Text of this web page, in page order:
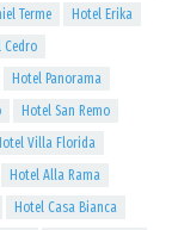
Terme
Hotel Erika
Cedro
Hotel Panorama
Hotel San Remo
Villa Florida
Hotel Alla Rama
Hotel Casa Bianca